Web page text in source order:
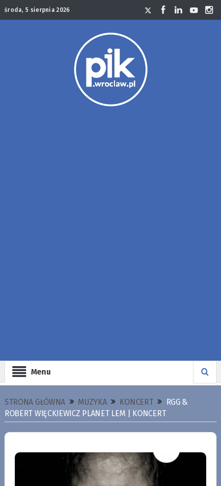
środa, 5 sierpnia 2026
Menu
STRONA GŁÓWNA MUZYKA KONCERT
RGG &
ROBERT WIĘCKIEWICZ PLANET LEM | KONCERT